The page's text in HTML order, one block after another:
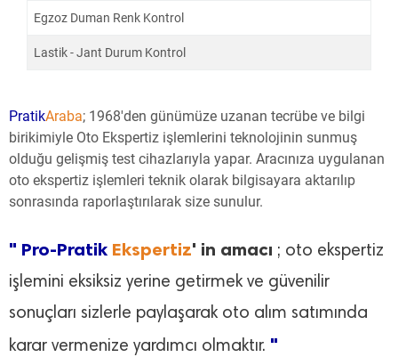
Egzoz Duman Renk Kontrol
Lastik - Jant Durum Kontrol
PratikAraba; 1968'den günümüze uzanan tecrübe ve bilgi
birikimiyle Oto Ekspertiz işlemlerini teknolojinin sunmuş
olduğu gelişmiş test cihazlarıyla yapar. Aracınıza uygulanan
oto ekspertiz işlemleri teknik olarak bilgisayara aktarılıp
sonrasında raporlaştırılarak size sunulur.
" Pro-Pratik Ekspertiz' in amacı ; oto ekspertiz
işlemini eksiksiz yerine getirmek ve güvenilir
sonuçları sizlerle paylaşarak oto alım satımında
karar vermenize yardımcı olmaktır. "